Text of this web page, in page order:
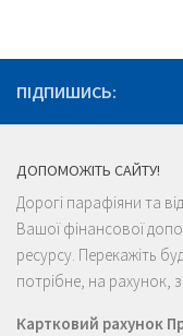
ПІДПИШИСЬ:
ДОПОМОЖІТЬ САЙТУ!
Дорогі парафіяни та
Вашої фінансової
ресурсу. Перекажіть
потрібне, на рахунок,
Картковий рахунок